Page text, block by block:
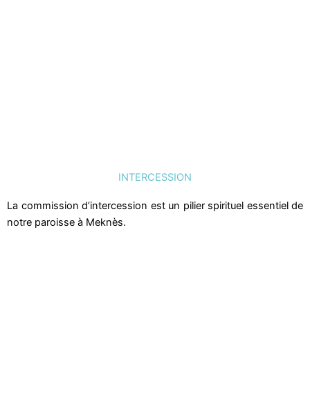
INTERCESSION
La commission d’intercession est un pilier spirituel essentiel de
notre paroisse à Meknès.